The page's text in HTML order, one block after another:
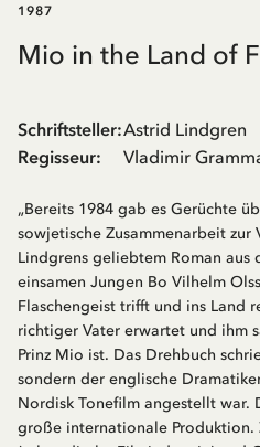
1987
Mio in the Land of
Schriftsteller:Astrid Lindgren
Regisseur: Vladimir
„Bereits 1984 gab es Gerüchte
sowjetische Zusammenarbeit zur
Lindgrens geliebtem Roman aus
einsamen Jungen Bo Vilhelm
Flaschengeist trifft und ins Land
richtiger Vater erwartet und ihm
Prinz Mio ist. Das Drehbuch
sondern der englische
Nordisk Tonefilm angestellt war.
große internationale Produktion.